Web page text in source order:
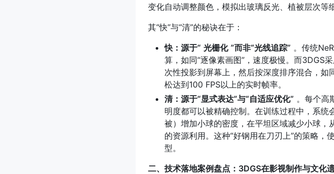
变化自动调整颜色，模拟出玻璃反光、植被层次等
其“快”与“清”的秘诀在于：
快：源于“ 光栅化 ”而非“光线追踪” 。传统
算，如同“逐像素画图”，速度极慢。而3DGS
次性投影到屏幕上，然后按深度排序混合，如
松达到100 FPS以上的实时帧率。
清：源于“显式表达”与“自适应优化” 。每个高
明度都可以被精确控制。在训练过程中，系
被）增加小球的密度，在平坦区域减少小球
的资源利用。这种“好钢用在刀刃上”的策略，
型。
二、技术落地案例盘点：3DGS在影视制作与文化